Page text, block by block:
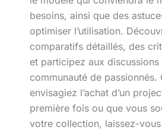
besoins, ainsi que des
optimiser l’utilisation.
comparatifs détaillés, des
et participez aux
communauté de passionnés.
envisagiez l’achat d’un
première fois ou que vous
votre collection, laissez-